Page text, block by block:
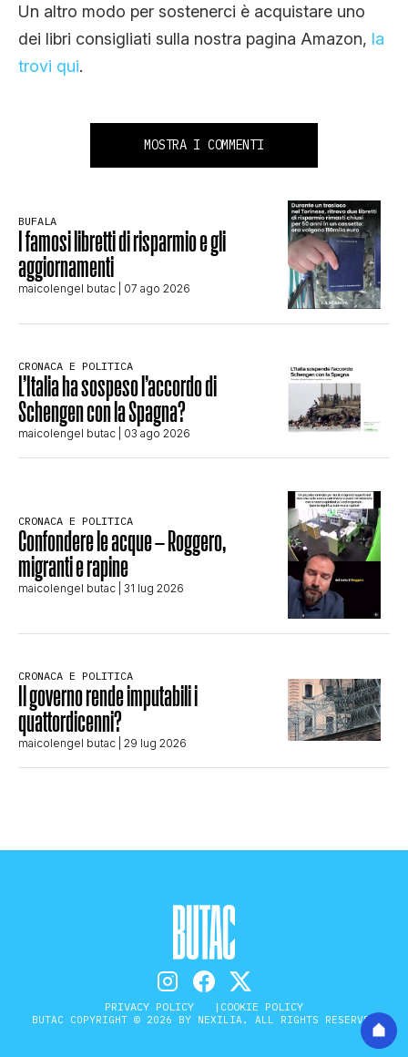
Un altro modo per sostenerci è acquistare uno
dei libri consigliati sulla nostra pagina Amazon, la
trovi qui.
MOSTRA I COMMENTI
BUFALA
I famosi libretti di risparmio e gli
aggiornamenti
maicolengel butac | 07 ago 2026
CRONACA E POLITICA
L’Italia ha sospeso l’accordo di
Schengen con la Spagna?
maicolengel butac | 03 ago 2026
CRONACA E POLITICA
Confondere le acque – Roggero,
migranti e rapine
maicolengel butac | 31 lug 2026
CRONACA E POLITICA
Il governo rende imputabili i
quattordicenni?
maicolengel butac | 29 lug 2026
PRIVACY POLICY COOKIE POLICY
BUTAC COPYRIGHT © 2026 BY NEXILIA. ALL RIGHTS RESERVED